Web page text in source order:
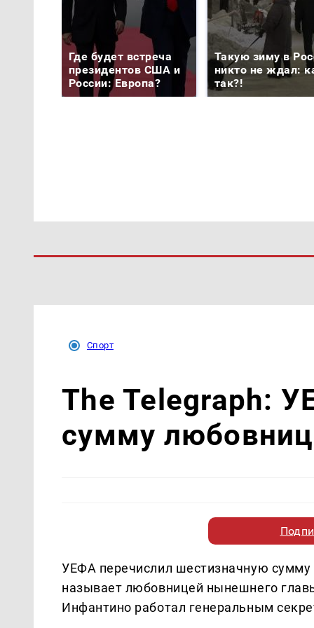
Где будет встреча
президентов США и
России: Европа?
Такую зиму в
никто не ждал:
так?!
Спорт
The Telegraph:
сумму
УЕФА перечислил шестизначную
называет любовницей нынешнего
Инфантино работал генеральным